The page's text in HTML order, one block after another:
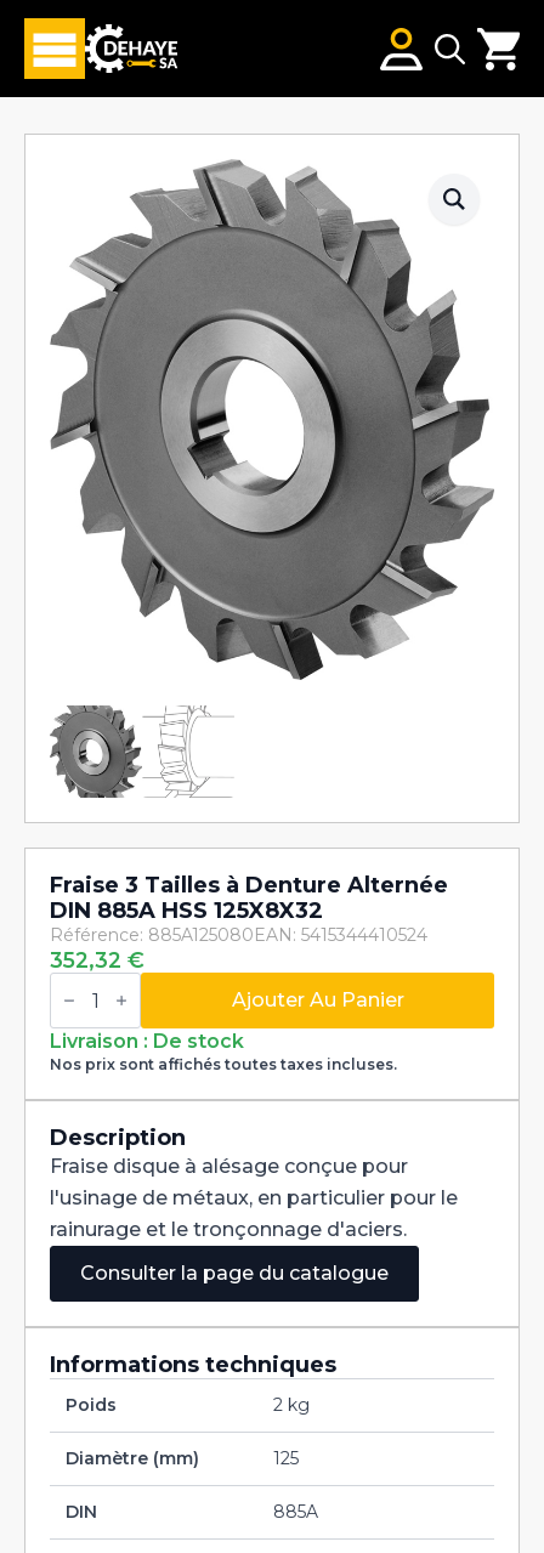
Fraise 3 Tailles à Denture Alternée
DIN 885A HSS 125X8X32
Référence: 885A125080EAN: 5415344410524
352,32 €
quantité
de
3
Tailles
Denture
DIN
885A
HSS
125X8X32
Ajouter Au Panier
Livraison : De stock
Nos prix sont affichés toutes taxes incluses.
Description
Fraise disque à alésage conçue pour
l'usinage de métaux, en particulier pour le
rainurage et le tronçonnage d'aciers.
Consulter la page du catalogue
Informations techniques
Poids 2 kg
Diamètre (mm) 125
DIN 885A